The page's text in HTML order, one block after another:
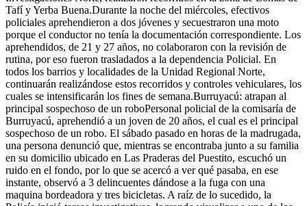
Tafí y Yerba Buena.Durante la noche del miércoles, efectivos
policiales aprehendieron a dos jóvenes y secuestraron una moto
porque el conductor no tenía la documentación correspondiente. Los
aprehendidos, de 21 y 27 años, no colaboraron con la revisión de
rutina, por eso fueron trasladados a la dependencia Policial. En
todos los barrios y localidades de la Unidad Regional Norte,
continuarán realizándose estos recorridos y controles vehiculares, los
cuales se intensificarán los fines de semana.Burruyacú: atrapan al
principal sospechoso de un roboPersonal policial de la comisaría de
Burruyacú, aprehendió a un joven de 20 años, el cual es el principal
sospechoso de un robo. El sábado pasado en horas de la madrugada,
una persona denunció que, mientras se encontraba junto a su familia
en su domicilio ubicado en Las Praderas del Puestito, escuchó un
ruido en el fondo, por lo que se acercó a ver qué pasaba, en ese
instante, observó a 3 delincuentes dándose a la fuga con una
maquina bordeadora y tres bicicletas. A raíz de lo sucedido, la